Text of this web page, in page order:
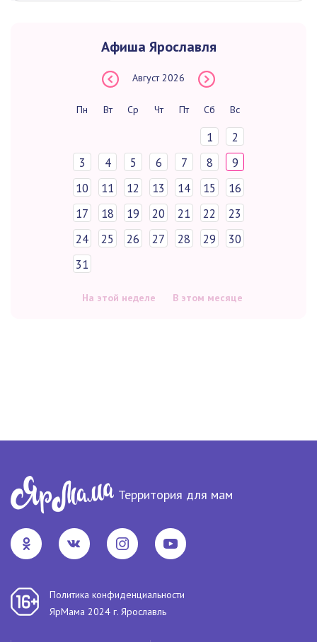
Афиша Ярославля
Август 2026
Пн Вт Ср Чт Пт Сб Вс
1
2
3
4 5 6 7 8
9
10
11 12 13 14 15
16
17
18 19 20 21 22
23
24
25 26 27 28 29
30
31
На этой неделе В этом месяце
Территория для мам
Политика конфиденциальности
ЯрМама 2024 г. Ярославль